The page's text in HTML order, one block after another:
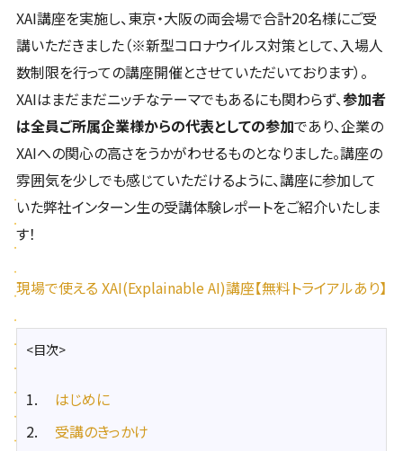
XAI講座を実施し、東京・大阪の両会場で合計20名様にご受
講いただきました（※新型コロナウイルス対策として、入場人
数制限を行っての講座開催とさせていただいております）。
XAIはまだまだニッチなテーマでもあるにも関わらず、参加者
は全員ご所属企業様からの代表としての参加であり、企業の
XAIへの関心の高さをうかがわせるものとなりました。講座の
雰囲気を少しでも感じていただけるように、講座に参加して
いた弊社インターン生の受講体験レポートをご紹介いたしま
す！
現場で使える XAI(Explainable AI)講座【無料トライアルあり】
<目次>
はじめに
受講のきっかけ